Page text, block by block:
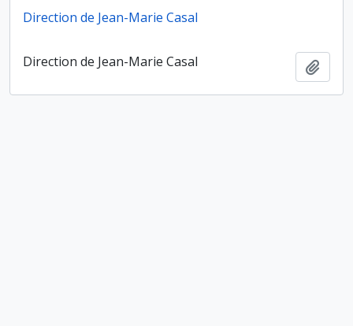
Direction de Jean-Marie Casal
Direction de Jean-Marie Casal